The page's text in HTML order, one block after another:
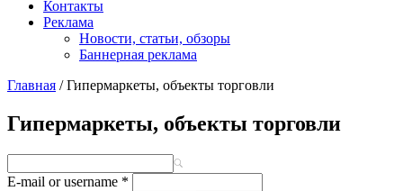
Контакты
Реклама
Новости, статьи, обзоры
Баннерная реклама
Главная / Гипермаркеты, объекты торговли
Гипермаркеты, объекты торговли
E-mail or username *